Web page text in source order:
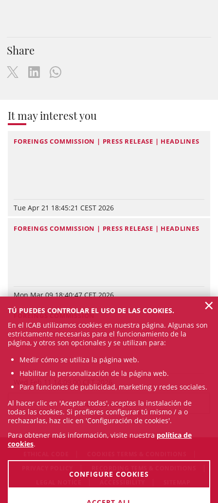
Share
It may interest you
FOREINGS COMMISSION | PRESS RELEASE | HEADLINES
Tue Apr 21 18:45:21 CEST 2026
FOREINGS COMMISSION | PRESS RELEASE | HEADLINES
Mon Mar 09 18:40:47 CET 2026
FOREINGS COMMISSION
Wed Feb 11 14:09:00 CET 2026
SEE ALL NEWS
© Sat Aug 08 12:16:45 CEST 2026 Il·lustre Col·legi de l'Advocacia
TÚ PUEDES CONTROLAR EL USO DE LAS COOKIES.
En el ICAB utilizamos cookies en nuestra página. Algunas son
estrictamente necesarias para el funcionamiento de la
página, y otros son opcionales y se utilizan para:
Medir cómo se utiliza la página web.
Habilitar la personalización de la página web.
Para funciones de publicidad, marketing y redes sociales.
Al hacer clic en 'Aceptar todas', aceptas la instalación de
todas las cookies. Si prefieres configurar tú mismo / a o
rechazarlas, haz clic en 'Configuración de cookies'.
Para obtener más información, visite nuestra política de
cookies.
CONFIGURE COOKIES
×